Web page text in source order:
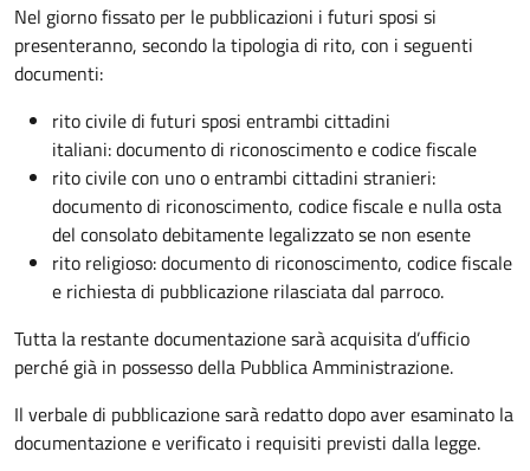
Nel giorno fissato per le pubblicazioni i futuri sposi si
presenteranno, secondo la tipologia di rito, con i seguenti
documenti:
rito civile di futuri sposi entrambi cittadini
italiani: documento di riconoscimento e codice fiscale
rito civile con uno o entrambi cittadini stranieri:
documento di riconoscimento, codice fiscale e nulla osta
del consolato debitamente legalizzato se non esente
rito religioso: documento di riconoscimento, codice fiscale
e richiesta di pubblicazione rilasciata dal parroco.
Tutta la restante documentazione sarà acquisita d’ufficio
perché già in possesso della Pubblica Amministrazione.
Il verbale di pubblicazione sarà redatto dopo aver esaminato la
documentazione e verificato i requisiti previsti dalla legge.